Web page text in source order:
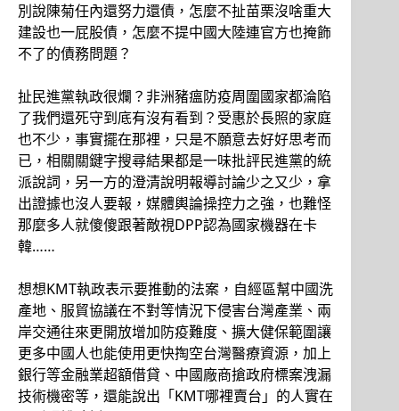
別說陳菊任內還努力還債，怎麼不扯苗栗沒啥重大
建設也一屁股債，怎麼不提中國大陸連官方也掩飾
不了的債務問題？
扯民進黨執政很爛？非洲豬瘟防疫周圍國家都淪陷
了我們還死守到底有沒有看到？受惠於長照的家庭
也不少，事實擺在那裡，只是不願意去好好思考而
已，相關關鍵字搜尋結果都是一味批評民進黨的統
派說詞，另一方的澄清說明報導討論少之又少，拿
出證據也沒人要報，媒體輿論操控力之強，也難怪
那麼多人就傻傻跟著敵視DPP認為國家機器在卡
韓……
想想KMT執政表示要推動的法案，自經區幫中國洗
產地、服貿協議在不對等情況下侵害台灣產業、兩
岸交通往來更開放增加防疫難度、擴大健保範圍讓
更多中國人也能使用更快掏空台灣醫療資源，加上
銀行等金融業超額借貸、中國廠商搶政府標案洩漏
技術機密等，還能說出「KMT哪裡賣台」的人實在